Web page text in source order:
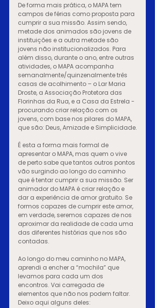
De forma mais prática, o MAPA tem
campos de férias como proposta para
cumprir a sua missão. Assim sendo,
metade dos animados são jovens de
instituições e a outra metade são
jovens não institucionalizados. Para
além disso, durante o ano, entre outras
atividades, o MAPA acompanha
semanalmente/quinzenalmente três
casas de acolhimento – o Lar Maria
Droste, a Associação Protetora das
Florinhas da Rua, e a Casa da Estrela -
procurando criar relação com os
jovens, com base nos pilares do MAPA,
que são: Deus, Amizade e Simplicidade.
É esta a forma mais formal de
apresentar o MAPA, mas quem o vive
de perto sabe que tantos outros pontos
vão surgindo ao longo do caminho
que é tentar cumprir a sua missão. Ser
animador do MAPA é criar relação e
dar a experiência de amor gratuito. Se
formos capazes de cumprir este amor,
em verdade, seremos capazes de nos
aproximar da realidade de cada uma
das diferentes histórias que nos são
contadas.
Ao longo do meu caminho no MAPA,
aprendi a encher a “mochila” que
levamos para cada um dos
encontros. Vai carregada de
elementos que não nos podem faltar.
Deixo aqui alguns deles: